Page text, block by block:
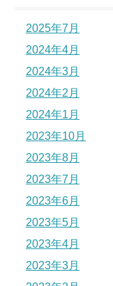
2025年7月
2024年4月
2024年3月
2024年2月
2024年1月
2023年10月
2023年8月
2023年7月
2023年6月
2023年5月
2023年4月
2023年3月